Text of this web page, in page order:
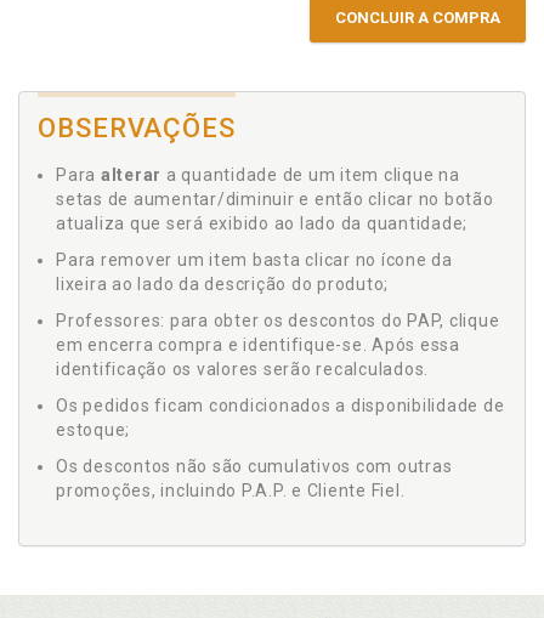
CONCLUIR A COMPRA
OBSERVAÇÕES
Para alterar a quantidade de um item clique na
setas de aumentar/diminuir e então clicar no botão
atualiza que será exibido ao lado da quantidade;
Para remover um item basta clicar no ícone da
lixeira ao lado da descrição do produto;
Professores: para obter os descontos do PAP, clique
em encerra compra e identifique-se. Após essa
identificação os valores serão recalculados.
Os pedidos ficam condicionados a disponibilidade de
estoque;
Os descontos não são cumulativos com outras
promoções, incluindo P.A.P. e Cliente Fiel.